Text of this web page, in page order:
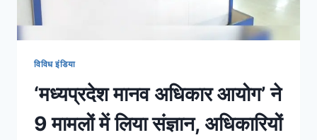
विविध इंडिया
‘मध्यप्रदेश मानव अधिकार आयोग’ ने
9 मामलों में लिया संज्ञान, अधिकारियों